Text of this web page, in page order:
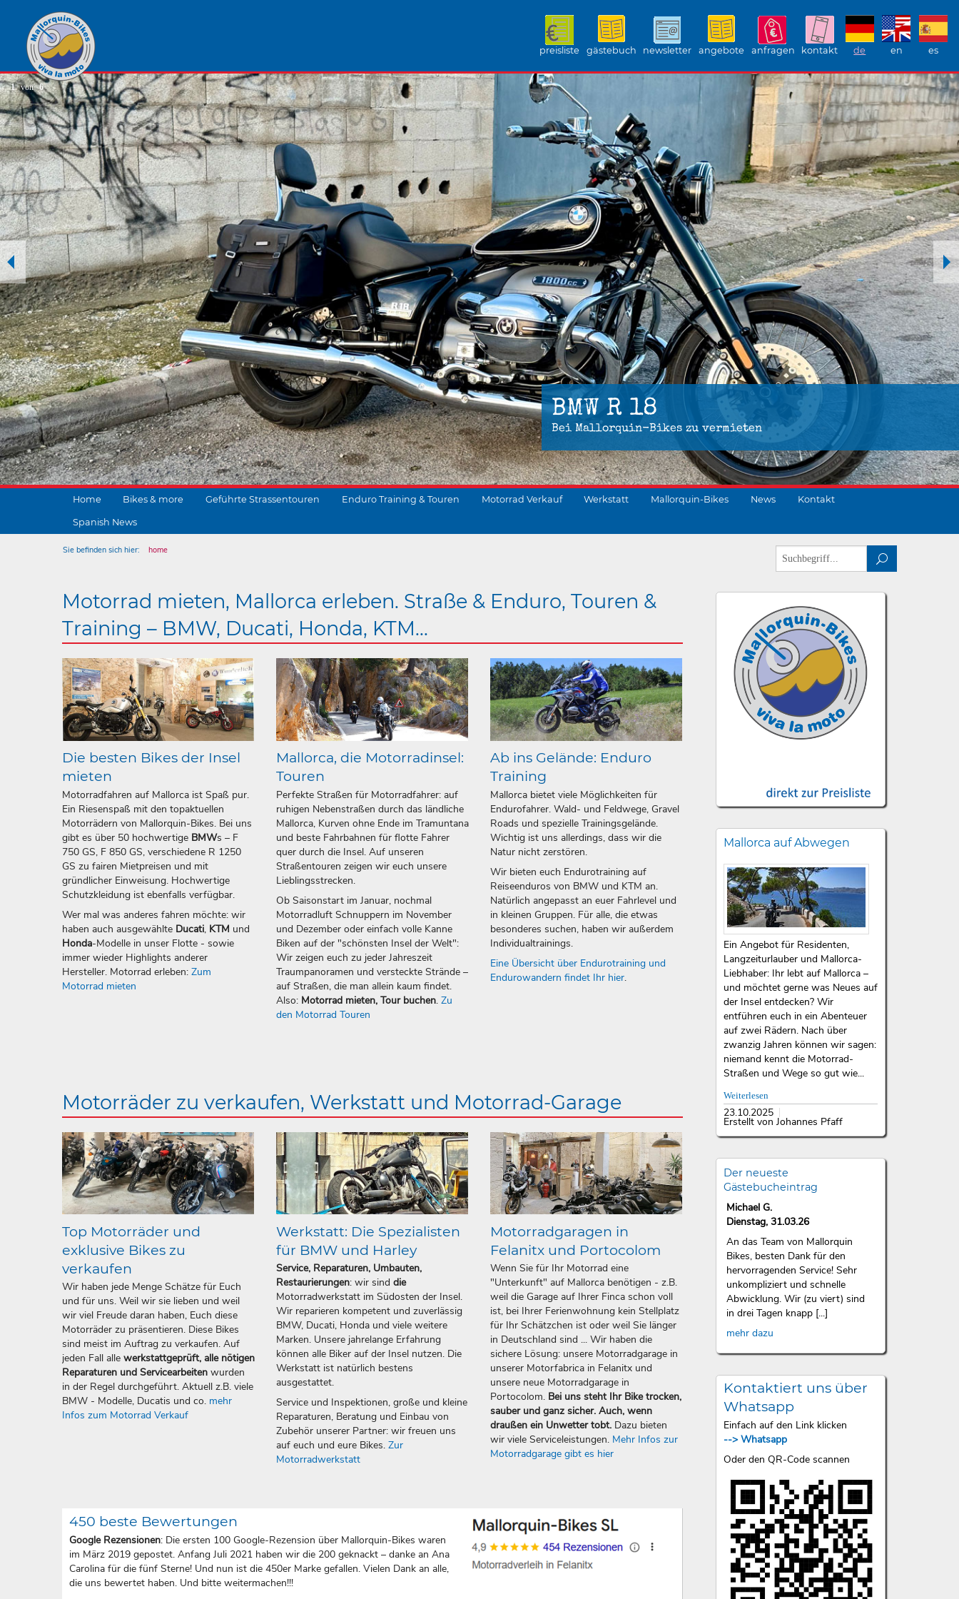
preisliste gästebuch newsletter angebote anfragen kontakt de en es
BMW R 18
Bei Mallorquin-Bikes zu vermieten
1 von 6
Home Bikes & more Geführte Strassentouren Enduro Training & Touren Motorrad Verkauf Werkstatt Mallorquin-Bikes News Kontakt
Spanish News
Sie befinden sich hier:
home
Mallorca auf Abwegen
Ein Angebot für Residenten,
Langzeiturlauber und Mallorca-
Liebhaber: Ihr lebt auf Mallorca –
und möchtet gerne was Neues auf
der Insel entdecken? Wir
entführen euch in ein Abenteuer
auf zwei Rädern. Nach über
zwanzig Jahren können wir sagen:
niemand kennt die Motorrad-
Straßen und Wege so gut wie...
Weiterlesen
23.10.2025
Erstellt von Johannes Pfaff
Der neueste
Gästebucheintrag
Michael G.
Dienstag, 31.03.26
An das Team von Mallorquin
Bikes, besten Dank für den
hervorragenden Service! Sehr
unkompliziert und schnelle
Abwicklung. Wir (zu viert) sind
in drei Tagen knapp [...]
mehr dazu
Kontaktiert uns über
Whatsapp
Einfach auf den Link klicken
--> Whatsapp
Oder den QR-Code scannen
Motorrad mieten, Mallorca erleben. Straße & Enduro, Touren &
Training – BMW, Ducati, Honda, KTM...
Die besten Bikes der Insel
mieten
Motorradfahren auf Mallorca ist Spaß pur.
Ein Riesenspaß mit den topaktuellen
Motorrädern von Mallorquin-Bikes. Bei uns
gibt es über 50 hochwertige BMWs – F
750 GS, F 850 GS, verschiedene R 1250
GS zu fairen Mietpreisen und mit
gründlicher Einweisung. Hochwertige
Schutzkleidung ist ebenfalls verfügbar.
Wer mal was anderes fahren möchte: wir
haben auch ausgewählte Ducati, KTM und
Honda-Modelle in unser Flotte - sowie
immer wieder Highlights anderer
Hersteller. Motorrad erleben: Zum
Motorrad mieten
Mallorca, die Motorradinsel:
Touren
Perfekte Straßen für Motorradfahrer: auf
ruhigen Nebenstraßen durch das ländliche
Mallorca, Kurven ohne Ende im Tramuntana
und beste Fahrbahnen für flotte Fahrer
quer durch die Insel. Auf unseren
Straßentouren zeigen wir euch unsere
Lieblingsstrecken.
Ob Saisonstart im Januar, nochmal
Motorradluft Schnuppern im November
und Dezember oder einfach volle Kanne
Biken auf der "schönsten Insel der Welt":
Wir zeigen euch zu jeder Jahreszeit
Traumpanoramen und versteckte Strände –
auf Straßen, die man allein kaum findet.
Also: Motorrad mieten, Tour buchen.Zu
den Motorrad Touren
Ab ins Gelände: Enduro
Training
Mallorca bietet viele Möglichkeiten für
Endurofahrer. Wald- und Feldwege, Gravel
Roads und spezielle Trainingsgelände.
Wichtig ist uns allerdings, dass wir die
Natur nicht zerstören.
Wir bieten euch Endurotraining auf
Reiseenduros von BMW und KTM an.
Natürlich angepasst an euer Fahrlevel und
in kleinen Gruppen. Für alle, die etwas
besonderes suchen, haben wir außerdem
Individualtrainings.
Eine Übersicht über Endurotraining und
Endurowandern findet Ihr hier.
Motorräder zu verkaufen, Werkstatt und Motorrad-Garage
Top Motorräder und
exklusive Bikes zu
verkaufen
Wir haben jede Menge Schätze für Euch
und für uns. Weil wir sie lieben und weil
wir viel Freude daran haben, Euch diese
Motorräder zu präsentieren. Diese Bikes
sind meist im Auftrag zu verkaufen. Auf
jeden Fall alle werkstattgeprüft, alle nötigen
Reparaturen und Servicearbeiten wurden
in der Regel durchgeführt. Aktuell z.B. viele
BMW - Modelle, Ducatis und co. mehr
Infos zum Motorrad Verkauf
Werkstatt: Die Spezialisten
für BMW und Harley
Service, Reparaturen, Umbauten,
Restaurierungen: wir sinddie
Motorradwerkstatt im Südosten der Insel.
Wir reparieren kompetent und zuverlässig
BMW, Ducati, Honda und viele weitere
Marken. Unsere jahrelange Erfahrung
können alle Biker auf der Insel nutzen. Die
Werkstatt ist natürlich bestens
ausgestattet.
Service und Inspektionen, große und kleine
Reparaturen, Beratung und Einbau von
Zubehör unserer Partner: wir freuen uns
auf euch und eure Bikes.Zur
Motorradwerkstatt
Motorradgaragen in
Felanitx und Portocolom
Wenn Sie für Ihr Motorrad eine
"Unterkunft" auf Mallorca benötigen - z.B.
weil die Garage auf Ihrer Finca schon voll
ist, bei Ihrer Ferienwohnung kein Stellplatz
für Ihr Schätzchen ist oder weil Sie länger
in Deutschland sind ... Wir haben die
sichere Lösung: unsere Motorradgarage in
unserer Motorfabrica in Felanitx und
unsere neue Motorradgarage in
Portocolom. Bei uns steht Ihr Bike trocken,
sauber und ganz sicher. Auch, wenn
draußen ein Unwetter tobt. Dazu bieten
wir viele Serviceleistungen. Mehr Infos zur
Motorradgarage gibt es hier
450 beste Bewertungen
Google Rezensionen: Die ersten 100 Google-Rezension über Mallorquin-Bikes waren
im März 2019 gepostet. Anfang Juli 2021 haben wir die 200 geknackt – danke an Ana
Carolina für die fünf Sterne! Und nun ist die 450er Marke gefallen. Vielen Dank an alle,
die uns bewertet haben. Und bitte weitermachen!!!